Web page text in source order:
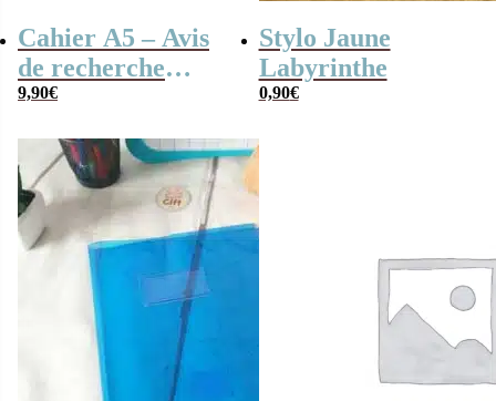
Cahier A5 – Avis
de recherche
Harry Potter
9,90€
Stylo Jaune
Labyrinthe
0,90€